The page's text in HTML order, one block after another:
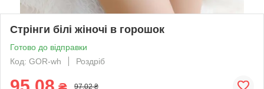
Стрінги білі жіночі в горошок
Готово до відправки
Код: GOR-wh
Роздріб
97,02 ₴